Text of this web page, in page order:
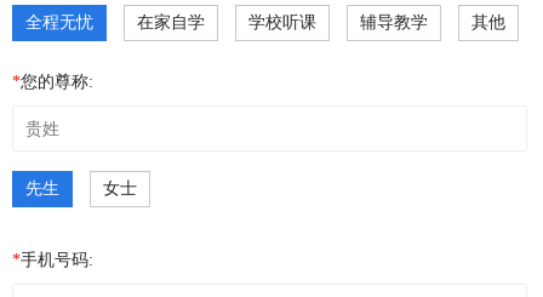
全程无忧 在家自学 学校听课 辅导教学 其他
*您的尊称:
先生 女士
*手机号码: